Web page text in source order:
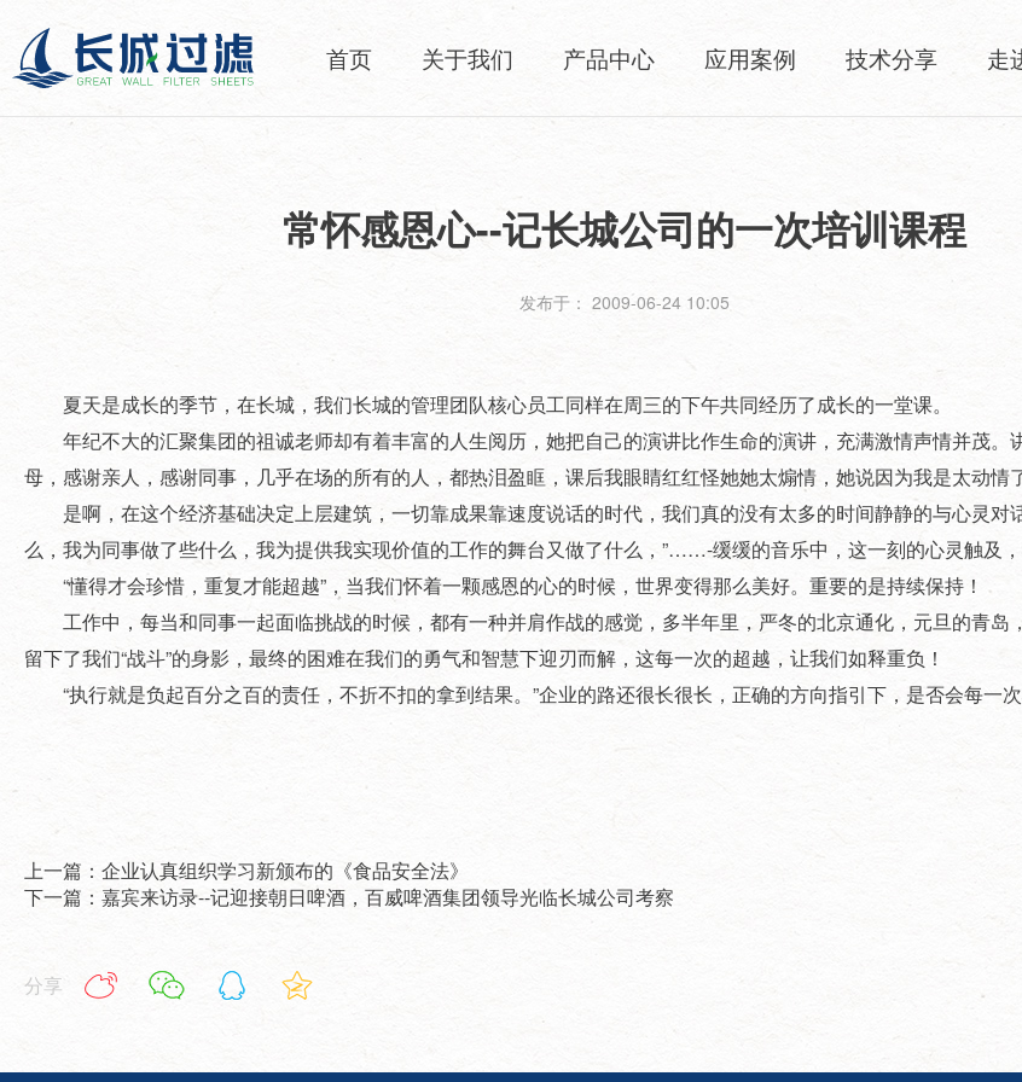
首页 关于我们 产品中心 应用案例 技术分享 走
常怀感恩心--记长城公司的一次培训课程
发布于： 2009-06-24 10:05
夏天是成长的季节，在长城，我们长城的管理团队核心员工同样在周三的下午共同经历了成长的一堂课。
年纪不大的汇聚集团的祖诚老师却有着丰富的人生阅历，她把自己的演讲比作生命的演讲，充满激情声情并茂。
母，感谢亲人，感谢同事，几乎在场的所有的人，都热泪盈眶，课后我眼睛红红怪她她太煽情，她说因为我是太动情了
是啊，在这个经济基础决定上层建筑，一切靠成果靠速度说话的时代，我们真的没有太多的时间静静的与心灵对
么，我为同事做了些什么，我为提供我实现价值的工作的舞台又做了什么，”……-缓缓的音乐中，这一刻的心灵触及，
“懂得才会珍惜，重复才能超越”，当我们怀着一颗感恩的心的时候，世界变得那么美好。重要的是持续保持！
工作中，每当和同事一起面临挑战的时候，都有一种并肩作战的感觉，多半年里，严冬的北京通化，元旦的青岛
留下了我们“战斗”的身影，最终的困难在我们的勇气和智慧下迎刃而解，这每一次的超越，让我们如释重负！
“执行就是负起百分之百的责任，不折不扣的拿到结果。”企业的路还很长很长，正确的方向指引下，是否会每一次
上一篇：企业认真组织学习新颁布的《食品安全法》
下一篇：嘉宾来访录--记迎接朝日啤酒，百威啤酒集团领导光临长城公司考察
分享